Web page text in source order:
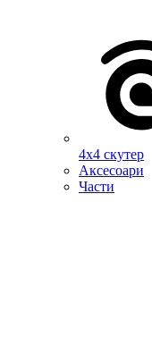
4х4 скутер
Аксесоари
Части